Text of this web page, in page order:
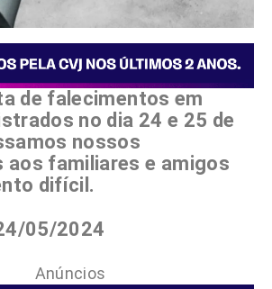
de falecimentos em
no dia 24 e 25 de
nossos
aos familiares e amigos
difícil.
05/2024
Anúncios